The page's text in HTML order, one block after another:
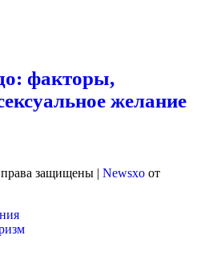
факторы,
желание
защищены | Newsxo от